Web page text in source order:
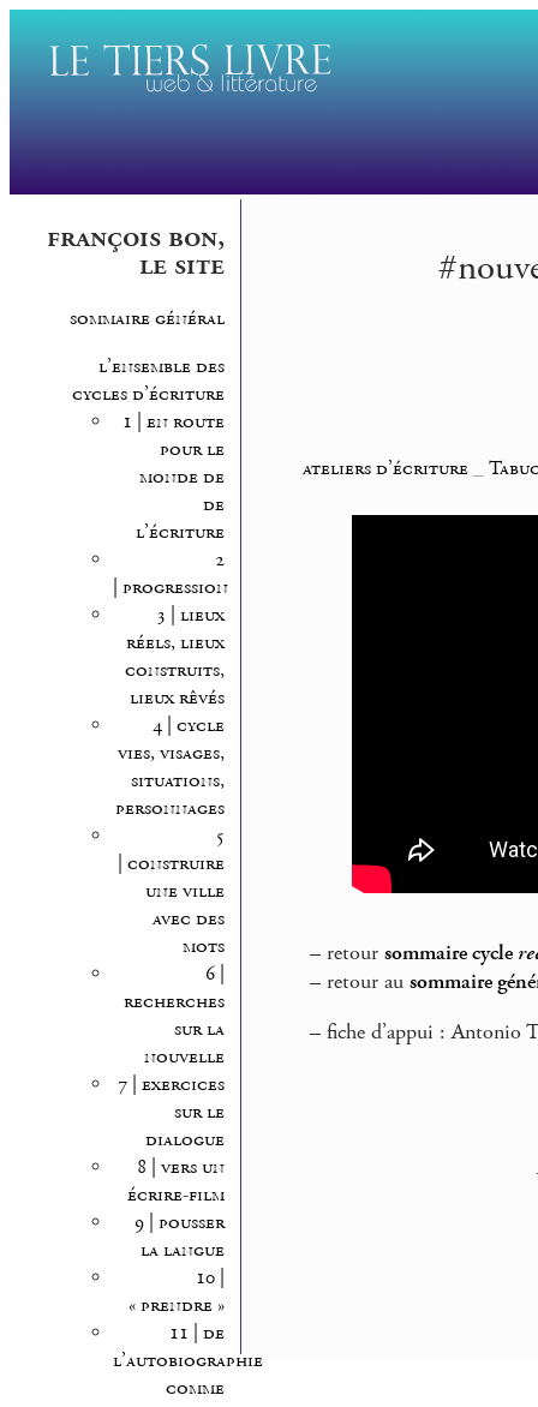
françois bon,
le site
sommaire général
l’ensemble des
cycles d’écriture
1 | en route
pour le
monde de
de
l’écriture
2
| progression
3 | lieux
réels, lieux
construits,
lieux rêvés
4 | cycle
vies, visages,
situations,
personnages
5
| construire
une ville
avec des
mots
6 |
recherches
sur la
nouvelle
7 | exercices
sur le
dialogue
8 | vers un
écrire-film
9 | pousser
la langue
10 |
« prendre »
11 | de
l’autobiographie
comme
ateliers d’écriture_
– retour sommaire cycle
– retour au sommaire
– fiche d’appui : Antonio